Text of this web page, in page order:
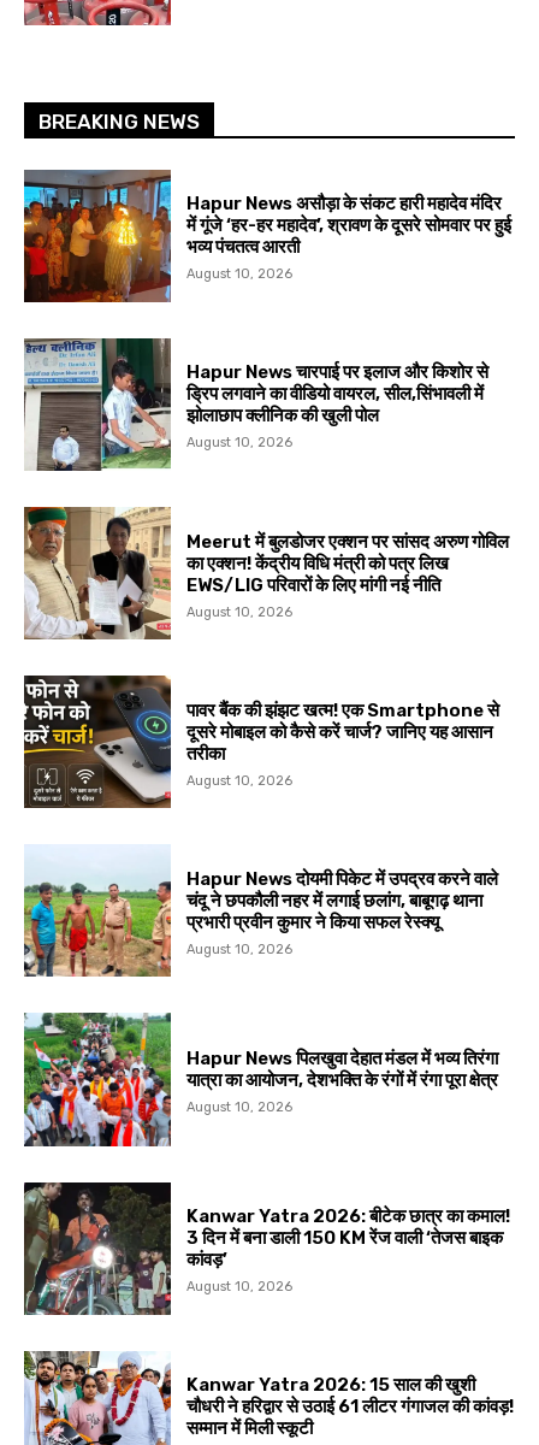
BREAKING NEWS
Hapur News असौड़ा के संकट हारी महादेव मंदिर
में गूंजे ‘हर-हर महादेव’, श्रावण के दूसरे सोमवार पर हुई
भव्य पंचतत्व आरती
August 10, 2026
Hapur News चारपाई पर इलाज और किशोर से
ड्रिप लगवाने का वीडियो वायरल, सील,सिंभावली में
झोलाछाप क्लीनिक की खुली पोल
August 10, 2026
Meerut में बुलडोजर एक्शन पर सांसद अरुण गोविल
का एक्शन! केंद्रीय विधि मंत्री को पत्र लिख
EWS/LIG परिवारों के लिए मांगी नई नीति
August 10, 2026
पावर बैंक की झंझट खत्म! एक Smartphone से
दूसरे मोबाइल को कैसे करें चार्ज? जानिए यह आसान
तरीका
August 10, 2026
Hapur News दोयमी पिकेट में उपद्रव करने वाले
चंदू ने छपकौली नहर में लगाई छलांग, बाबूगढ़ थाना
प्रभारी प्रवीन कुमार ने किया सफल रेस्क्यू
August 10, 2026
Hapur News पिलखुवा देहात मंडल में भव्य तिरंगा
यात्रा का आयोजन, देशभक्ति के रंगों में रंगा पूरा क्षेत्र
August 10, 2026
Kanwar Yatra 2026: बीटेक छात्र का कमाल!
3 दिन में बना डाली 150 KM रेंज वाली ‘तेजस बाइक
कांवड़’
August 10, 2026
Kanwar Yatra 2026: 15 साल की खुशी
चौधरी ने हरिद्वार से उठाई 61 लीटर गंगाजल की कांवड़!
सम्मान में मिली स्कूटी